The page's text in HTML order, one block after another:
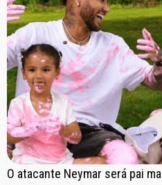
O atacante Neymar será pai